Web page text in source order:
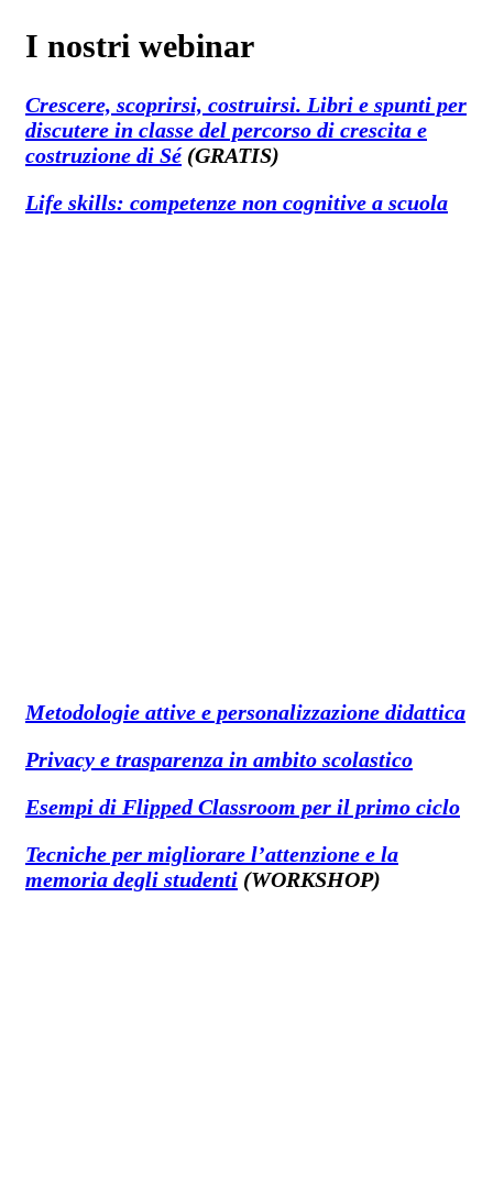
I nostri webinar
Crescere, scoprirsi, costruirsi. Libri e spunti per
discutere in classe del percorso di crescita e
costruzione di Sé (GRATIS)
Life skills: competenze non cognitive a scuola
Metodologie attive e personalizzazione didattica
Privacy e trasparenza in ambito scolastico
Esempi di Flipped Classroom per il primo ciclo
Tecniche per migliorare l’attenzione e la
memoria degli studenti (WORKSHOP)